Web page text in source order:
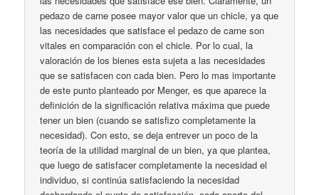
pedazo de carne posee mayor valor que un chicle, ya que
las necesidades que satisface el pedazo de carne son
vitales en comparación con el chicle. Por lo cual, la
valoración de los bienes esta sujeta a las necesidades
que se satisfacen con cada bien. Pero lo mas importante
de este punto planteado por Menger, es que aparece la
definición de la significación relativa máxima que puede
tener un bien (cuando se satisfizo completamente la
necesidad). Con esto, se deja entrever un poco de la
teoría de la utilidad marginal de un bien, ya que plantea,
que luego de satisfacer completamente la necesidad el
individuo, si continúa satisfaciendo la necesidad